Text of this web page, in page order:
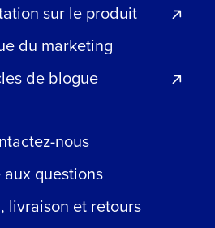
sur le produit
du marketing
de blogue
nous
aux questions
livraison et retours